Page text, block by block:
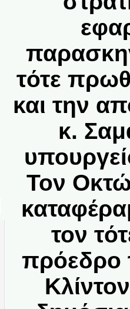
τότε
και την
κ.
Τον
τον
πρόεδρο